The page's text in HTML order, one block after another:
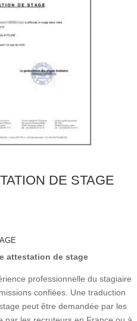
DE STAGE
:
attestation de stage
professionnelle du stagiaire
confiées. Une traduction
peut être demandée par les